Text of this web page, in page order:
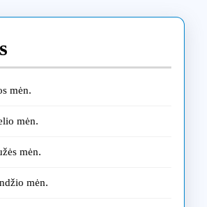
mėn.
mėn.
mėn.
mėn.